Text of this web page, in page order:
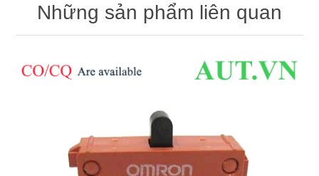
Những sản phẩm liên quan